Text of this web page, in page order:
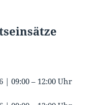
| 09:00 – 12:00 Uhr